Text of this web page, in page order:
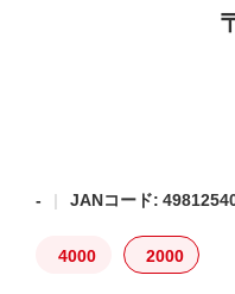
- JANコード:
4000 2000